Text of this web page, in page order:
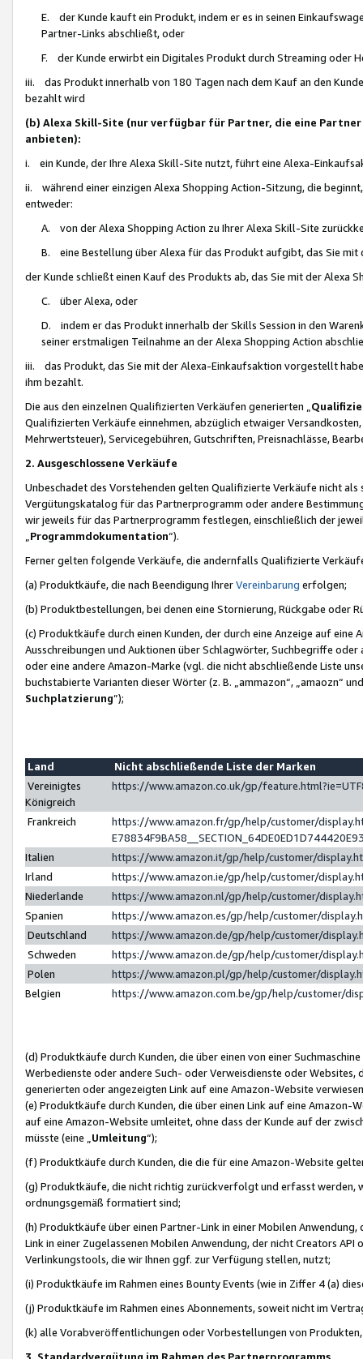
E. der Kunde kauft ein Produkt, indem er es in seinen
Partner-Links abschließt, oder
F. der Kunde erwirbt ein Digitales Produkt durch Streaming oder
iii. das Produkt innerhalb von 180 Tagen nach dem Kauf an den
bezahlt wird
(b) Alexa Skill-Site (nur verfügbar für Partner, die eine
anbieten):
i. ein Kunde, der Ihre Alexa Skill-Site nutzt, führt eine Alexa-
ii. während einer einzigen Alexa Shopping Action-Sitzung, die
entweder:
A. von der Alexa Shopping Action zu Ihrer Alexa Skill-Site
B. eine Bestellung über Alexa für das Produkt aufgibt, das Sie mit
der Kunde schließt einen Kauf des Produkts ab, das Sie mit der Alexa
C. über Alexa, oder
D. indem er das Produkt innerhalb der Skills Session in den
seiner erstmaligen Teilnahme an der Alexa Shopping Action
iii. das Produkt, das Sie mit der Alexa-Einkaufsaktion vorgestellt
ihm bezahlt.
Die aus den einzelnen Qualifizierten Verkäufen generierten „
Qualifizierten Verkäufe einnehmen, abzüglich etwaiger
Mehrwertsteuer), Servicegebühren, Gutschriften, Preisnachlässe,
2. Ausgeschlossene Verkäufe
Unbeschadet des Vorstehenden gelten Qualifizierte Verkäufe nicht
Vergütungskatalog für das Partnerprogramm oder andere
wir jeweils für das Partnerprogramm festlegen, einschließlich der
Programmdokumentation“).
Ferner gelten folgende Verkäufe, die andernfalls Qualifizierte
(a) Produktkäufe, die nach Beendigung IhrerVereinbarung erfolgen;
(b) Produktbestellungen, bei denen eine Stornierung, Rückgabe oder
(c) Produktkäufe durch einen Kunden, der durch eine Anzeige auf
Ausschreibungen und Auktionen über Schlagwörter, Suchbegriffe
oder eine andere Amazon-Marke (vgl. die nicht abschließende Liste
buchstabierte Varianten dieser Wörter (z. B. „ammazon“, „amaozn“
Suchplatzierung”);
Land
Nicht abschließende Liste der Marken
Vereinigtes
Königreich
https://www.amazon.co.uk/gp/
Frankreich
https://www.amazon.fr/gp/help/customer/
Italien
https://www.amazon.it/gp/help/customer/
Irland
https://www.amazon.ie/gp/help/customer/
Niederlande
https://www.amazon.nl/gp/help/customer/
Spanien
https://www.amazon.es/gp/help/customer/
Deutschland
https://www.amazon.de/gp/help/customer/
Schweden
https://www.amazon.de/gp/help/customer/
Polen
https://www.amazon.pl/gp/help/customer/
Belgien
https://www.amazon.com.be/gp/help/customer/
(d) Produktkäufe durch Kunden, die über einen von einer
Werbedienste oder andere Such- oder Verweisdienste oder Websites,
generierten oder angezeigten Link auf eine Amazon-Website
(e) Produktkäufe durch Kunden, die über einen Link auf eine
auf eine Amazon-Website umleitet, ohne dass der Kunde auf der
müsste (eine „ Umleitung“);
(f) Produktkäufe durch Kunden, die die für eine Amazon-Website
(g) Produktkäufe, die nicht richtig zurückverfolgt und erfasst werden,
ordnungsgemäß formatiert sind;
(h) Produktkäufe über einen Partner-Link in einer Mobilen
Link in einer Zugelassenen Mobilen Anwendung, der nicht Creators
Verlinkungstools, die wir Ihnen ggf. zur Verfügung stellen, nutzt;
(i) Produktkäufe im Rahmen eines Bounty Events (wie in Ziffer 4 (a)
(j) Produktkäufe im Rahmen eines Abonnements, soweit nicht im
(k) alle Vorabveröffentlichungen oder Vorbestellungen von
3. Standardvergütung im Rahmen des Partnerprogramms